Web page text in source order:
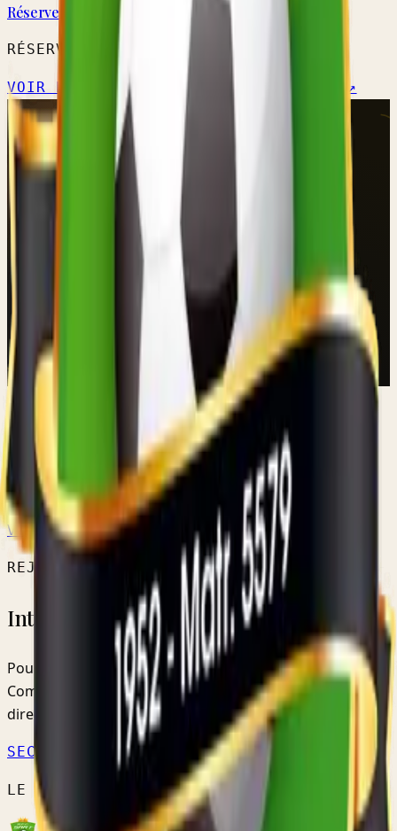
Réserve A
RÉSERVE PROVINCIALE
VOIR L'ÉQUIPE → CALENDRIER OFFICIEL ↗
SENIORS HOMMES
Réserve B
RÉSERVE PROVINCIALE
VOIR L'ÉQUIPE → CALENDRIER OFFICIEL ↗
REJOINDRE LE CLUB
Intéressé par nos équipes ?
Pour les jeunes, les inscriptions se font via la
Commission Jeunes. Pour les seniors, contactez-nous
directement.
SECTION JEUNES → NOUS CONTACTER
LE CLUB